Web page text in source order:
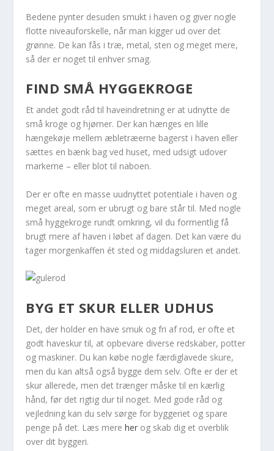
Bedene pynter desuden smukt i haven og giver nogle
flotte niveauforskelle, når man kigger ud over det
grønne. De kan fås i træ, metal, sten og meget mere,
så der er noget til enhver smag.
FIND SMÅ HYGGEKROGE
Et andet godt råd til haveindretning er at udnytte de
små kroge og hjørner. Der kan hænges en lille
hængekøje mellem æbletræerne bagerst i haven eller
sættes en bænk bag ved huset, med udsigt udover
markerne – eller blot til naboen.
Der er ofte en masse uudnyttet potentiale i haven og
meget areal, som er ubrugt og bare står til. Med nogle
små hyggekroge rundt omkring, vil du formentlig få
brugt mere af haven i løbet af dagen. Det kan være du
tager morgenkaffen ét sted og middagsluren et andet.
BYG ET SKUR ELLER UDHUS
Det, der holder en have smuk og fri af rod, er ofte et
godt haveskur til, at opbevare diverse redskaber, potter
og maskiner. Du kan købe nogle færdiglavede skure,
men du kan altså også bygge dem selv. Ofte er der et
skur allerede, men det trænger måske til en kærlig
hånd, før det rigtig dur til noget. Med gode råd og
vejledning kan du selv sørge for byggeriet og spare
penge på det. Læs mereher og skab dig et overblik
over dit byggeri.